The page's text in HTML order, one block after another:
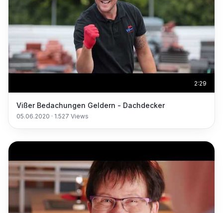
2:29
Vißer Bedachungen Geldern - Dachdecker
05.06.2020 · 1.527 Views